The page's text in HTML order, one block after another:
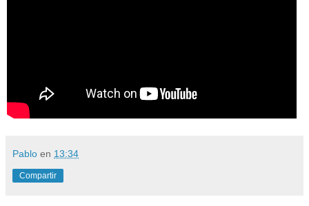
Pablo en 13:34
Compartir